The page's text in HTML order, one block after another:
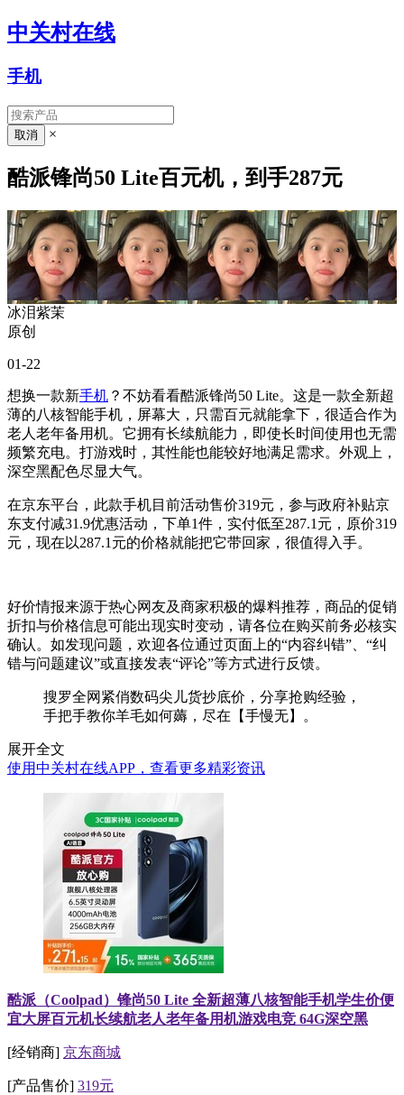
中关村在线
手机
×
酷派锋尚50 Lite百元机，到手287元
冰泪紫茉
原创
01-22
想换一款新手机 ？不妨看看酷派锋尚50 Lite。这是一款全新超
薄的八核智能手机，屏幕大，只需百元就能拿下，很适合作为
老人老年备用机。它拥有长续航能力，即使长时间使用也无需
频繁充电。打游戏时，其性能也能较好地满足需求。外观上，
深空黑配色尽显大气。
在京东平台，此款手机目前活动售价319元，参与政府补贴京
东支付减31.9优惠活动，下单1件，实付低至287.1元，原价319
元，现在以287.1元的价格就能把它带回家，很值得入手。
好价情报来源于热心网友及商家积极的爆料推荐，商品的促销
折扣与价格信息可能出现实时变动，请各位在购买前务必核实
确认。如发现问题，欢迎各位通过页面上的“内容纠错”、“纠
错与问题建议”或直接发表“评论”等方式进行反馈。
搜罗全网紧俏数码尖儿货抄底价，分享抢购经验，
手把手教你羊毛如何薅，尽在【手慢无】。
展开全文
使用中关村在线APP，查看更多精彩资讯
酷派（Coolpad）锋尚50 Lite 全新超薄八核智能手机学生价便
宜大屏百元机长续航老人老年备用机游戏电竞 64G深空黑
[经销商] 京东商城
[产品售价] 319元